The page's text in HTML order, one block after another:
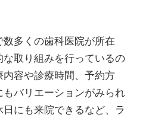
多くの歯科医院が所在
取り組みを行っているの
容や診療時間、予約方
バリエーションがみられ
にも来院できるなど、ラ